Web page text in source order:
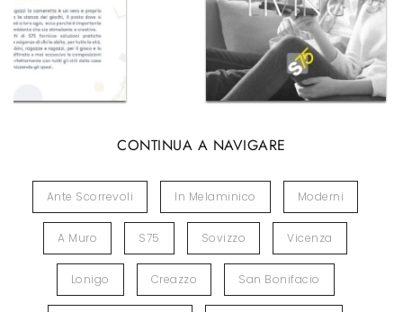
CONTINUA A NAVIGARE
Ante Scorrevoli In Melaminico Moderni
A Muro S75 Sovizzo Vicenza
Lonigo Creazzo San Bonifacio